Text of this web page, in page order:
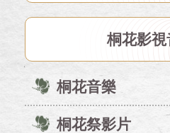
桐花影視
桐花音樂
桐花祭影片